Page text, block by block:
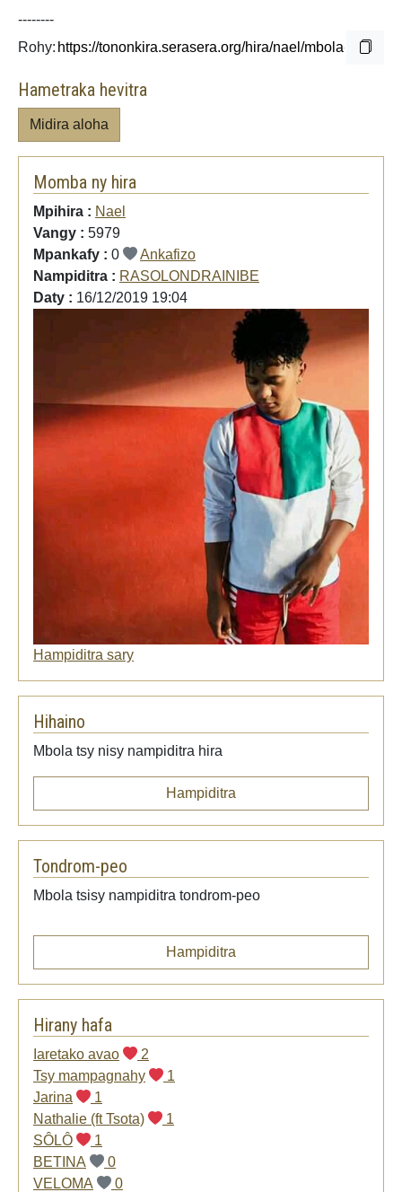
--------
Rohy:
Hametraka hevitra
Midira aloha
Momba ny hira
Mpihira : Nael
Vangy : 5979
Mpankafy : 0
Ankafizo
Nampiditra : RASOLONDRAINIBE
Daty : 16/12/2019 19:04
Hampiditra sary
Hihaino
Mbola tsy nisy nampiditra hira
Hampiditra
Tondrom-peo
Mbola tsisy nampiditra tondrom-peo
Hampiditra
Hirany hafa
Iaretako avao
2
Tsy mampagnahy
1
Jarina
1
Nathalie (ft Tsota)
1
SÔLÔ
1
BETINA
0
VELOMA
0